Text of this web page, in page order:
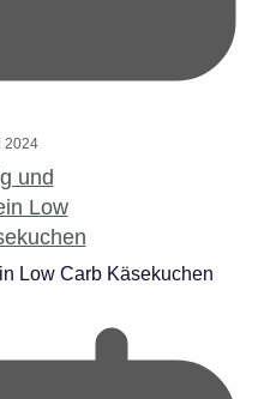
2024
Low Carb Käsekuchen